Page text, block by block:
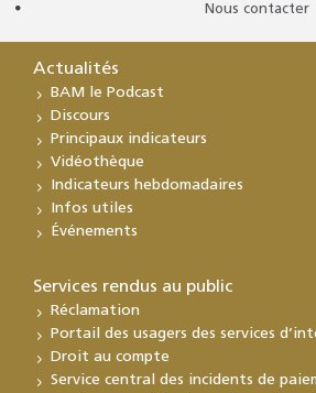
Nous contacter
Actualités
BAM le Podcast
Discours
Principaux indicateurs
Vidéothèque
Indicateurs hebdomadaires
Infos utiles
Événements
Services rendus au public
Réclamation
Portail des usagers des services
Droit au compte
Service central des incidents de